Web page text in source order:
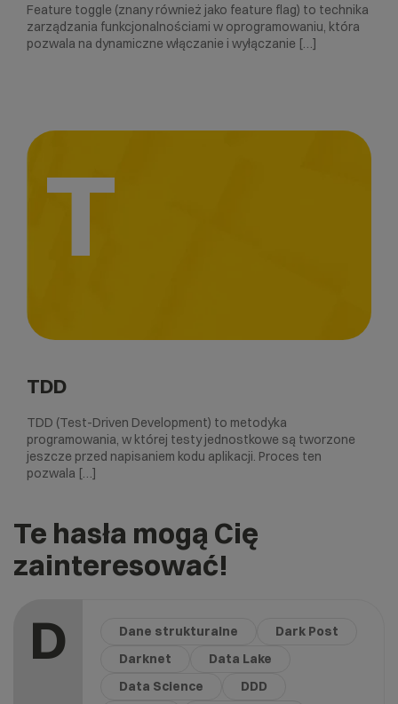
Feature toggle (znany również jako feature flag) to technika
zarządzania funkcjonalnościami w oprogramowaniu, która
pozwala na dynamiczne włączanie i wyłączanie […]
T
TDD
TDD (Test-Driven Development) to metodyka
programowania, w której testy jednostkowe są tworzone
jeszcze przed napisaniem kodu aplikacji. Proces ten
pozwala […]
Te hasła mogą Cię
zainteresować!
D Dane strukturalne
Dark Post
Darknet
Data Lake
Data Science
DDD